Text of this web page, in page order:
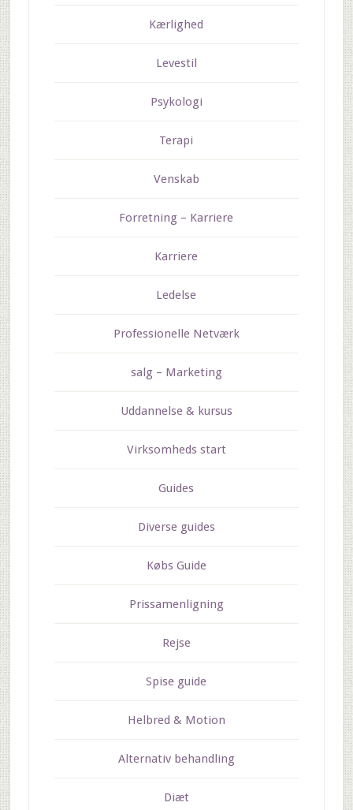
Kærlighed
Levestil
Psykologi
Terapi
Venskab
Forretning – Karriere
Karriere
Ledelse
Professionelle Netværk
salg – Marketing
Uddannelse & kursus
Virksomheds start
Guides
Diverse guides
Købs Guide
Prissamenligning
Rejse
Spise guide
Helbred & Motion
Alternativ behandling
Diæt